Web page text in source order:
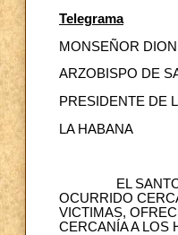
Telegrama
MONSEÑOR
ARZOBISPO DE
PRESIDENTE DE
LA HABANA
EL SANTO
OCURRIDO
VICTIMAS,
CERCANÍA A LOS